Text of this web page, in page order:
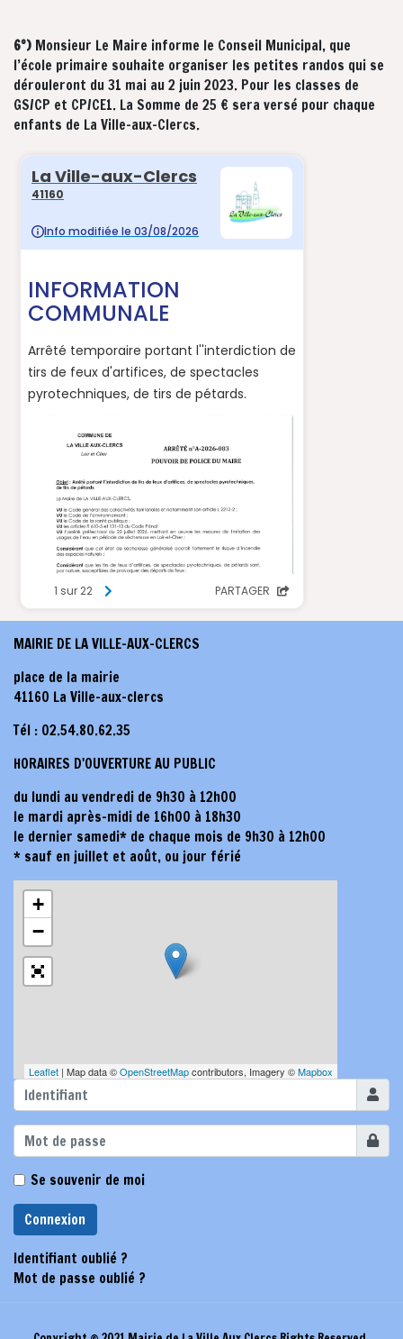
6°) Monsieur Le Maire informe le Conseil Municipal, que
l’école primaire souhaite organiser les petites randos qui se
dérouleront du 31 mai au 2 juin 2023. Pour les classes de
GS/CP et CP/CE1. La Somme de 25 € sera versé pour chaque
enfants de La Ville-aux-Clercs.
MAIRIE DE LA VILLE-AUX-CLERCS
place de la mairie
41160 La Ville-aux-clercs
Tél : 02.54.80.62.35
HORAIRES D'OUVERTURE AU PUBLIC
du lundi au vendredi de 9h30 à 12h00
le mardi après-midi de 16h00 à 18h30
le dernier samedi* de chaque mois de 9h30 à 12h00
* sauf en juillet et août, ou jour férié
+
−
Leaflet | Map data ©OpenStreetMapcontributors, Imagery ©Mapbox
Afficher
Se souvenir de moi
Connexion
Identifiant oublié ?
Mot de passe oublié ?